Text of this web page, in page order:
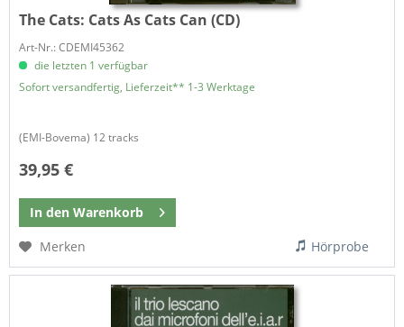
The Cats: Cats As Cats Can (CD)
Art-Nr.: CDEMI45362
die letzten 1 verfügbar
Sofort versandfertig, Lieferzeit** 1-3 Werktage
(EMI-Bovema) 12 tracks
39,95 €
In den Warenkorb
Merken
Hörprobe